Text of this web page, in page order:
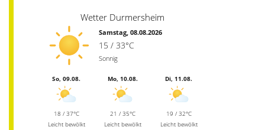
Wetter Durmersheim
Samstag, 08.08.2026
15 / 33°C
Sonnig
So, 09.08.
18 / 37°C
Leicht bewölkt
Mo, 10.08.
21 / 35°C
Leicht bewölkt
Di, 11.08.
19 / 32°C
Leicht bewölkt